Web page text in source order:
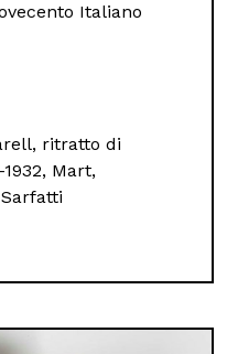
Italiano
ritratto di
Mart,